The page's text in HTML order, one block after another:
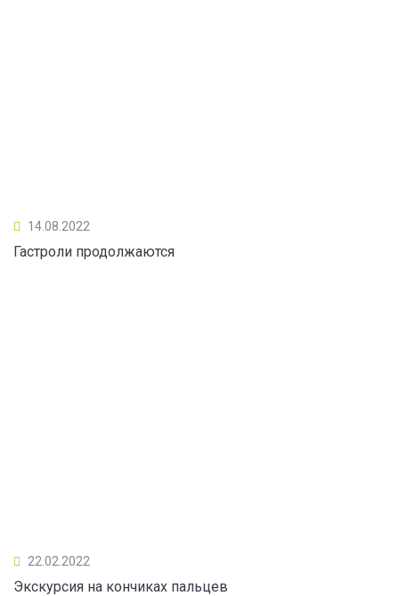
14.08.2022
Гастроли продолжаются
22.02.2022
Экскурсия на кончиках пальцев